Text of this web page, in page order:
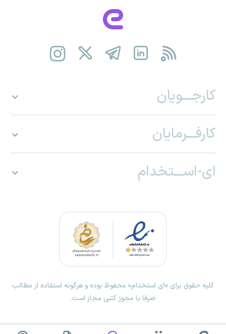
کارجـــویان
کارفـــرمایان
ای-اســـتخدام
کلیه حقوق برای «ای استخدام» محفوظ بوده و هرگونه استفاده از مطالب
صرفا با مجوز کتبی مجاز است.